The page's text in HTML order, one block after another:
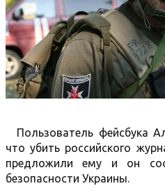
Пользователь фейсбука
что убить российского
предложили ему и он
безопасности Украины.